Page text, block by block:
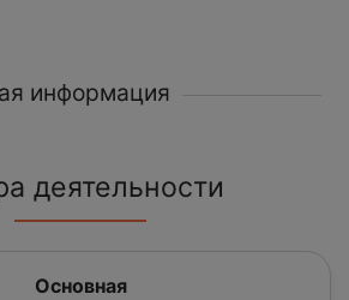
информация
деятельности
Основная